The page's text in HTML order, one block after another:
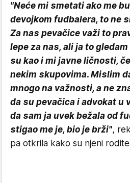
"Neće mi smetati ako me
devojkom fudbalera, to ne
Za nas pevačice važi to
lepe za nas, ali ja to
su kao i mi javne ličnosti,
nekim skupovima. Mislim
mnogo na važnosti, a ne
da su pevačica i advokat u
da sam ja uvek bežala od
stigao me je, bio je brži",
pa otkrila kako su njeni